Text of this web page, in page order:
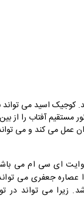
اسید می
ای سی ام می
عصاره جعفری می
می تواند در